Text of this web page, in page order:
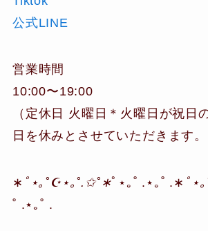
公式LINE
営業時間
10:00〜19:00
（定休日 火曜日＊火曜日が祝日
日を休みとさせていただきます。
∗ ﾟ⋆｡˚☪︎⋆｡˚.✩˚∗ﾟ⋆｡˚ .⋆｡˚ .∗ ﾟ⋆
˚ .⋆｡˚ .